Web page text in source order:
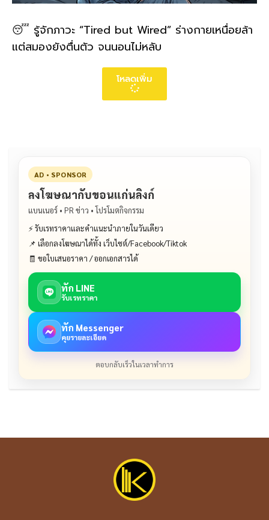
😴 รู้จักภาวะ “Tired but Wired” ร่างกายเหนื่อยล้า
แต่สมองยังตื่นตัว จนนอนไม่หลับ
โหลดเพิ่ม
AD • SPONSOR
ลงโฆษณากับขอนแก่นลิงก์
แบนเนอร์ • PR ข่าว • โปรโมตกิจกรรม
⚡ รับเรทราคาและคำแนะนำภายในวันเดียว
📌 เลือกลงโฆษณาได้ทั้ง เว็บไซต์/Facebook/Tiktok
🧾 ขอใบเสนอราคา / ออกเอกสารได้
ทัก LINE
รับเรทราคา
ทัก Messenger
คุยรายละเอียด
ตอบกลับเร็วในเวลาทำการ